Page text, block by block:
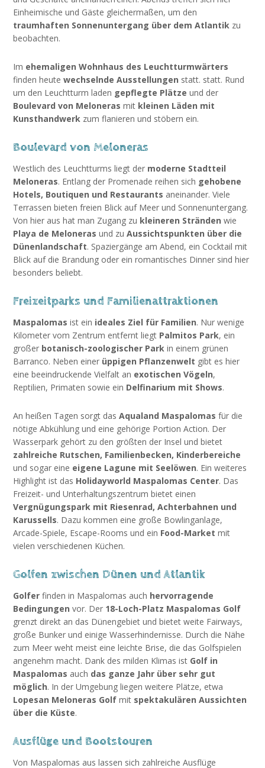
Einheimische und Gäste gleichermaßen, um den
traumhaften Sonnenuntergang über dem Atlantik zu
beobachten.
Im ehemaligen Wohnhaus des Leuchtturmwärters
finden heutewechselnde Ausstellungen statt. statt. Rund
um den Leuchtturm laden gepflegte Plätze und der
Boulevard von Meloneras mit kleinen Läden mit
Kunsthandwerk zum flanieren und stöbern ein.
Boulevard von Meloneras
Westlich des Leuchtturms liegt der moderne Stadtteil
Meloneras. Entlang der Promenade reihen sich gehobene
Hotels, Boutiquen und Restaurants aneinander. Viele
Terrassen bieten freien Blick auf Meer und Sonnenuntergang.
Von hier aus hat man Zugang zu kleineren Stränden wie
Playa de Meloneras und zuAussichtspunkten über die
Dünenlandschaft. Spaziergänge am Abend, ein Cocktail mit
Blick auf die Brandung oder ein romantisches Dinner sind hier
besonders beliebt.
Freizeitparks und Familienattraktionen
Maspalomas ist ein ideales Ziel für Familien. Nur wenige
Kilometer vom Zentrum entfernt liegt Palmitos Park, ein
großer botanisch-zoologischer Park in einem grünen
Barranco. Neben einer üppigen Pflanzenwelt gibt es hier
eine beeindruckende Vielfalt an exotischen Vögeln,
Reptilien, Primaten sowie ein Delfinarium mit Shows.
An heißen Tagen sorgt dasAqualand Maspalomas für die
nötige Abkühlung und eine gehörige Portion Action. Der
Wasserpark gehört zu den größten der Insel und bietet
zahlreiche Rutschen, Familienbecken, Kinderbereiche
und sogar eine eigene Lagune mit Seelöwen. Ein weiteres
Highlight ist das Holidayworld Maspalomas Center. Das
Freizeit- und Unterhaltungszentrum bietet einen
Vergnügungspark mit Riesenrad, Achterbahnen und
Karussells. Dazu kommen eine große Bowlinganlage,
Arcade-Spiele, Escape-Rooms und ein Food-Market mit
vielen verschiedenen Küchen.
Golfen zwischen Dünen und Atlantik
Golfer finden in Maspalomas auch hervorragende
Bedingungen vor. Der 18-Loch-Platz Maspalomas Golf
grenzt direkt an das Dünengebiet und bietet weite Fairways,
große Bunker und einige Wasserhindernisse. Durch die Nähe
zum Meer weht meist eine leichte Brise, die das Golfspielen
angenehm macht. Dank des milden Klimas ist Golf in
Maspalomas auch das ganze Jahr über sehr gut
möglich. In der Umgebung liegen weitere Plätze, etwa
Lopesan Meloneras Golf mit spektakulären Aussichten
über die Küste.
Ausflüge und Bootstouren
Von Maspalomas aus lassen sich zahlreiche Ausflüge